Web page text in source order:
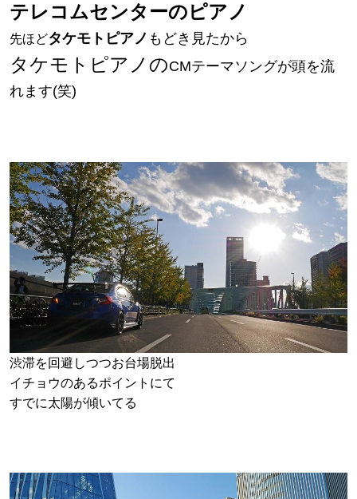
テレコムセンターのピアノ
先ほどタケモトピアノ もどき見たから
タケモトピアノのCMテーマソングが頭を流
れます(笑)
渋滞を回避しつつお台場脱出
イチョウのあるポイントにて
すでに太陽が傾いてる